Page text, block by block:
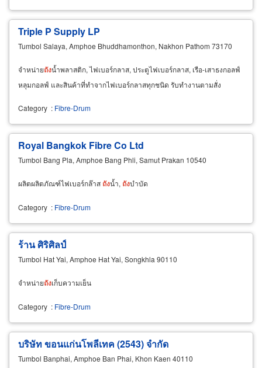
Triple P Supply LP
Tumbol Salaya, Amphoe Bhuddhamonthon, Nakhon Pathom 73170
จำหน่ายถังน้ำพลาสติก, ไฟเบอร์กลาส, ประตูไฟเบอร์กลาส, เรือ-เสาธงกอลฟ์
หลุมกอลฟ์ และสินค้าที่ทำจากไฟเบอร์กลาสทุกชนิด รับทำงานตามสั่ง
Category : Fibre-Drum
Royal Bangkok Fibre Co Ltd
Tumbol Bang Pla, Amphoe Bang Phli, Samut Prakan 10540
ผลิตผลิตภัณฑ์ไฟเบอร์กล๊าสถังน้ำ, ถังบำบัด
Category : Fibre-Drum
ร้าน ศิริศิลป์
Tumbol Hat Yai, Amphoe Hat Yai, Songkhla 90110
จำหน่ายถังเก็บความเย็น
Category : Fibre-Drum
บริษัท ขอนแก่นโพลีเทค (2543) จำกัด
Tumbol Banphai, Amphoe Ban Phai, Khon Kaen 40110